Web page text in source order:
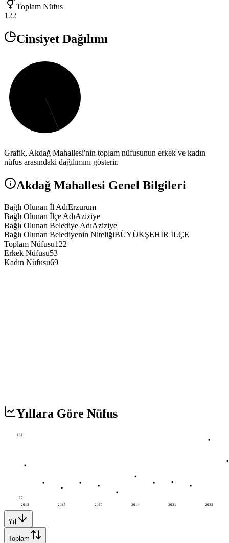
Toplam Nüfus
122
Cinsiyet Dağılımı
Grafik, Akdağ Mahallesi'nin toplam nüfusunun erkek ve kadın
nüfus arasındaki dağılımını gösterir.
Akdağ Mahallesi Genel Bilgileri
Bağlı Olunan İl AdıErzurum
Bağlı Olunan İlçe AdıAziziye
Bağlı Olunan Belediye AdıAziziye
Bağlı Olunan Belediyenin NiteliğiBÜYÜKŞEHİR İLÇE
Toplam Nüfusu122
Erkek Nüfusu53
Kadın Nüfusu69
Yıllara Göre Nüfus
2013 2015 2017 2019 2021 2023
161
77
Yıl
Toplam